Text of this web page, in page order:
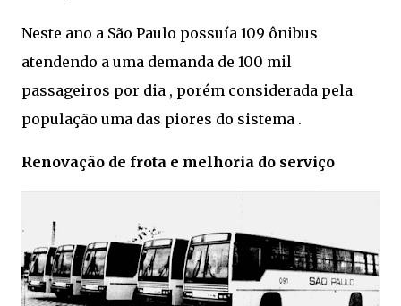
Neste ano a São Paulo possuía 109 ônibus
atendendo a uma demanda de 100 mil
passageiros por dia , porém considerada pela
população uma das piores do sistema .
Renovação de frota e melhoria do serviço